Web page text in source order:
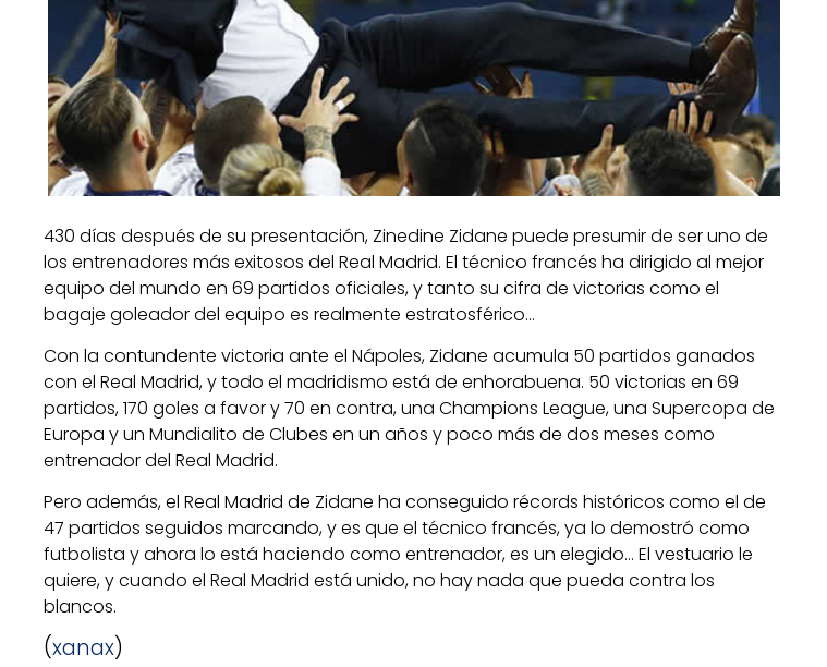
430 días después de su presentación, Zinedine Zidane puede presumir de ser uno de
los entrenadores más exitosos del Real Madrid. El técnico francés ha dirigido al mejor
equipo del mundo en 69 partidos oficiales, y tanto su cifra de victorias como el
bagaje goleador del equipo es realmente estratosférico…
Con la contundente victoria ante el Nápoles, Zidane acumula 50 partidos ganados
con el Real Madrid, y todo el madridismo está de enhorabuena. 50 victorias en 69
partidos, 170 goles a favor y 70 en contra, una Champions League, una Supercopa de
Europa y un Mundialito de Clubes en un años y poco más de dos meses como
entrenador del Real Madrid.
Pero además, el Real Madrid de Zidane ha conseguido récords históricos como el de
47 partidos seguidos marcando, y es que el técnico francés, ya lo demostró como
futbolista y ahora lo está haciendo como entrenador, es un elegido… El vestuario le
quiere, y cuando el Real Madrid está unido, no hay nada que pueda contra los
blancos.
(xanax)